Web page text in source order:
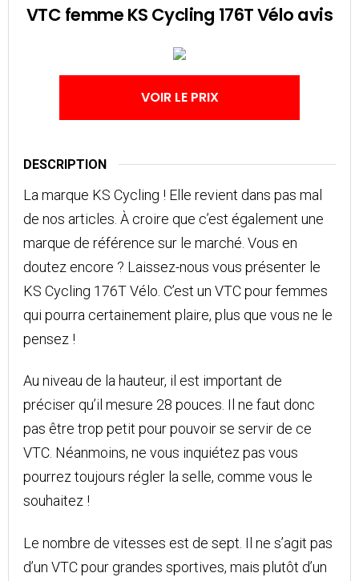
VTC femme KS Cycling 176T Vélo avis
VOIR LE PRIX
DESCRIPTION
La marque KS Cycling ! Elle revient dans pas mal
de nos articles. À croire que c’est également une
marque de référence sur le marché. Vous en
doutez encore ? Laissez-nous vous présenter le
KS Cycling 176T Vélo. C’est un VTC pour femmes
qui pourra certainement plaire, plus que vous ne le
pensez !
Au niveau de la hauteur, il est important de
préciser qu’il mesure 28 pouces. Il ne faut donc
pas être trop petit pour pouvoir se servir de ce
VTC. Néanmoins, ne vous inquiétez pas vous
pourrez toujours régler la selle, comme vous le
souhaitez !
Le nombre de vitesses est de sept. Il ne s’agit pas
d’un VTC pour grandes sportives, mais plutôt d’un